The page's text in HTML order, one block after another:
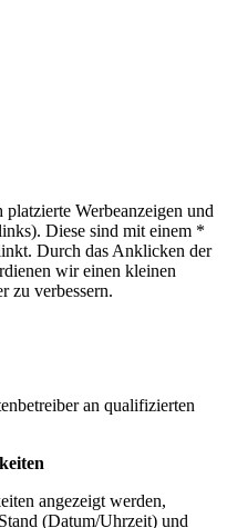
Werbeanzeigen und
Diese sind mit einem *
Durch das Anklicken der
wir einen kleinen
zu verbessern.
an qualifizierten
angezeigt werden,
(Datum/Uhrzeit) und